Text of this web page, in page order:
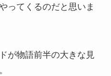
ってくるのだと思いま
が物語前半の大きな見